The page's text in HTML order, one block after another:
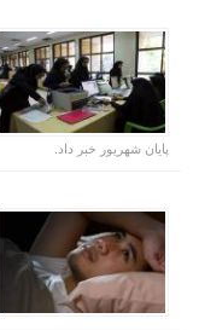
پایان شهریور خبر داد.